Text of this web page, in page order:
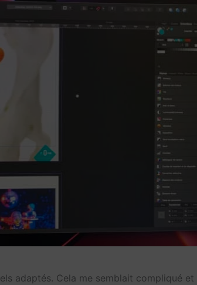
adaptés. Cela me semblait compliqué et